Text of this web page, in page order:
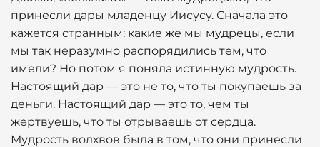
принесли дары младенцу Иисусу. Сначала это
кажется странным: какие же мы мудрецы, если
мы так неразумно распорядились тем, что
имели? Но потом я поняла истинную мудрость.
Настоящий дар — это не то, что ты покупаешь за
деньги. Настоящий дар — это то, чем ты
жертвуешь, что ты отрываешь от сердца.
Мудрость волхвов была в том, что они принесли